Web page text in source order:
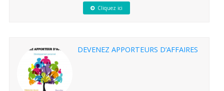
Cliquez ici
DEVENEZ APPORTEURS D’AFFAIRES